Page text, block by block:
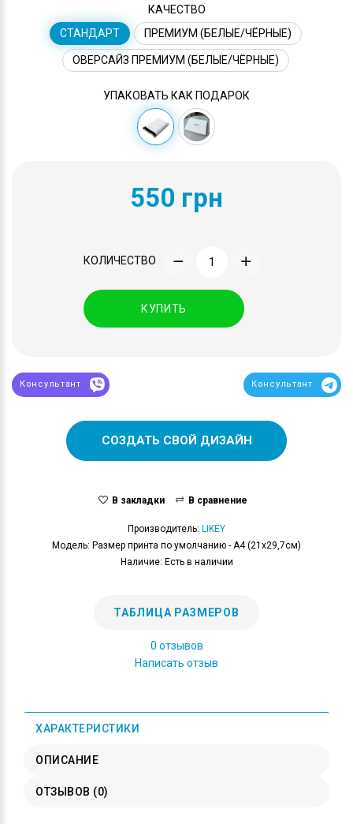
КАЧЕСТВО
СТАНДАРТ
ПРЕМИУМ (БЕЛЫЕ/ЧЁРНЫЕ)
ОВЕРСАЙЗ ПРЕМИУМ (БЕЛЫЕ/ЧЁРНЫЕ)
УПАКОВАТЬ КАК ПОДАРОК
550 грн
КОЛИЧЕСТВО
КУПИТЬ
Консультант Консультант
СОЗДАТЬ СВОЙ ДИЗАЙН
В закладки В сравнение
Производитель: LIKEY
Модель: Размер принта по умолчанию - А4 (21x29,7см)
Наличие: Есть в наличии
ТАБЛИЦА РАЗМЕРОВ
0 отзывов
Написать отзыв
ХАРАКТЕРИСТИКИ
ОПИСАНИЕ
ОТЗЫВОВ (0)